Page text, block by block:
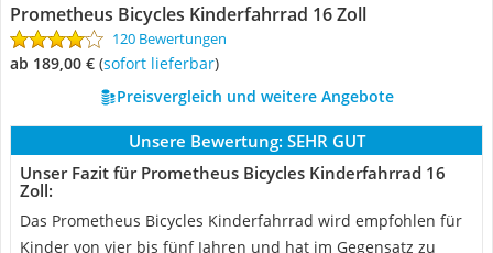
Prometheus Bicycles Kinderfahrrad 16 Zoll
120 Bewertungen
ab 189,00 € ( Sofort lieferbar)
Preisvergleich und weitere Angebote
Unsere Bewertung: SEHR GUT
Unser Fazit für Prometheus Bicycles Kinderfahrrad 16
Zoll:
Das Prometheus Bicycles Kinderfahrrad wird empfohlen für
Kinder von vier bis fünf Jahren und hat im Gegensatz zu